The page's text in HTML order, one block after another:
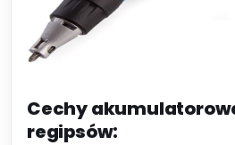
Cechy
regipsów: